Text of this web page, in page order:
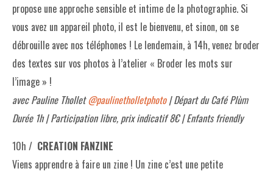
propose une approche sensible et intime de la photographie. Si
vous avez un appareil photo, il est le bienvenu, et sinon, on se
débrouille avec nos téléphones ! Le lendemain, à 14h, venez broder
des textes sur vos photos à l’atelier « Broder les mots sur
l’image » !
avec Pauline Thollet@paulinetholletphoto| Départ du Café Plùm
Durée 1h | Participation libre, prix indicatif 8€ | Enfants friendly
10h / CREATION FANZINE
Viens apprendre à faire un zine ! Un zine c’est une petite